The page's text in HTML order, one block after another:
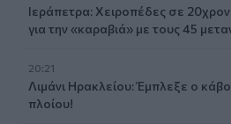
Ιεράπετρα: Χειροπέδες σε
για την «καραβιά» με τους 45
20:21
Λιμάνι Ηρακλείου: Έμπλεξε ο
πλοίου!